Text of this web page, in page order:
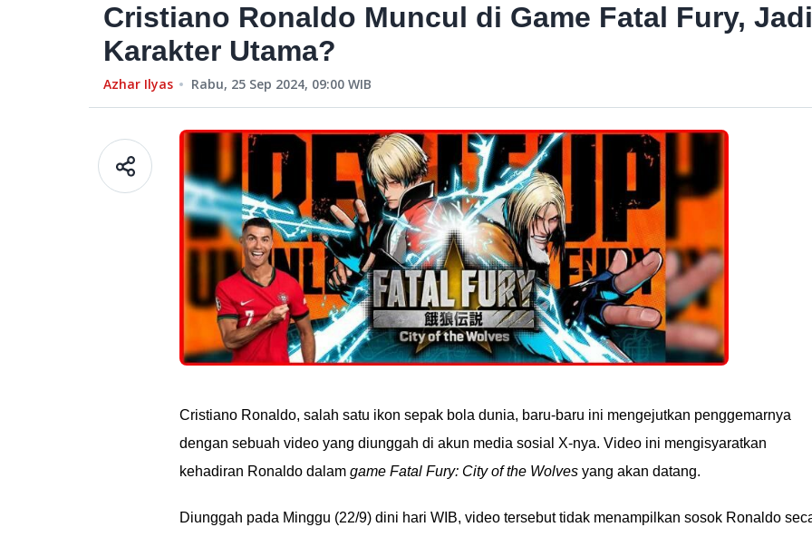
Cristiano Ronaldo Muncul di Game Fatal Fury, Jadi
Karakter Utama?
Azhar Ilyas Rabu, 25 Sep 2024, 09:00 WIB
Cristiano Ronaldo, salah satu ikon sepak bola dunia, baru-baru ini mengejutkan penggemarnya
dengan sebuah video yang diunggah di akun media sosial X-nya. Video ini mengisyaratkan
kehadiran Ronaldo dalam game Fatal Fury: City of the Wolves yang akan datang.
Diunggah pada Minggu (22/9) dini hari WIB, video tersebut tidak menampilkan sosok Ronaldo